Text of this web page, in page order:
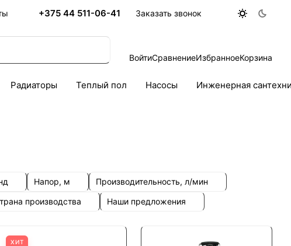
+375 44 511-06-41 Заказать звонок
ВойтиСравнениеИзбранноеКорзина
Радиаторы Теплый пол Насосы Инженерная
Напор, м
Производительность, л/мин
производства Наши предложения
ХИТ